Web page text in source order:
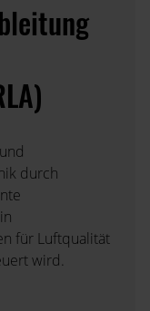
durch
für Luftqualität
wird.